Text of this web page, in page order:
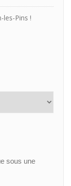
les-Pins !
sous une